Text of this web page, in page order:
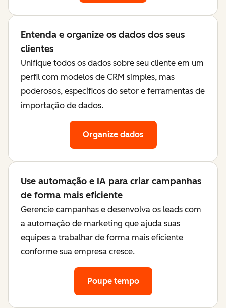
Entenda e organize os dados dos seus
clientes
Unifique todos os dados sobre seu cliente em um
perfil com modelos de CRM simples, mas
poderosos, específicos do setor e ferramentas de
importação de dados.
Organize dados
Use automação e IA para criar campanhas
de forma mais eficiente
Gerencie campanhas e desenvolva os leads com
a automação de marketing que ajuda suas
equipes a trabalhar de forma mais eficiente
conforme sua empresa cresce.
Poupe tempo